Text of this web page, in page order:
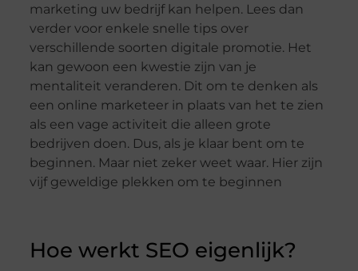
marketing uw bedrijf kan helpen. Lees dan
verder voor enkele snelle tips over
verschillende soorten digitale promotie. Het
kan gewoon een kwestie zijn van je
mentaliteit veranderen. Dit om te denken als
een online marketeer in plaats van het te zien
als een vage activiteit die alleen grote
bedrijven doen. Dus, als je klaar bent om te
beginnen. Maar niet zeker weet waar. Hier zijn
vijf geweldige plekken om te beginnen
Hoe werkt SEO eigenlijk?